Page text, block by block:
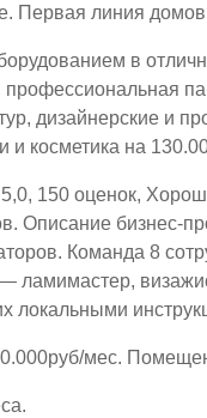
Первая линия
в
дизайнерские и
и косметика на
5,0, 150 оценок,
Описание бизнес-
Команда 8
ламимастер,
локальными
мес.